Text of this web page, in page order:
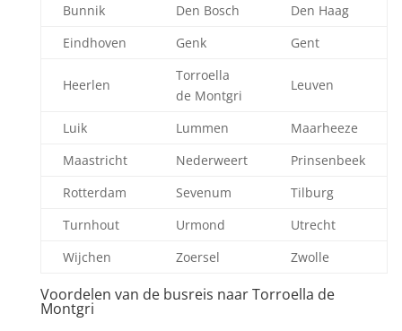
Bunnik
Den Bosch
Den Haag
Eindhoven
Genk Gent
Heerlen
Torroella
de Montgri
Leuven
Luik Lummen
Maarheeze
Maastricht
Nederweert
Prinsenbeek
Rotterdam
Sevenum
Tilburg
Turnhout
Urmond
Utrecht
Wijchen
Zoersel Zwolle
Voordelen van de busreis naar Torroella de
Montgri